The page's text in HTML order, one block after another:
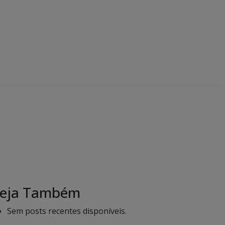
Também
Sem posts recentes disponíveis.